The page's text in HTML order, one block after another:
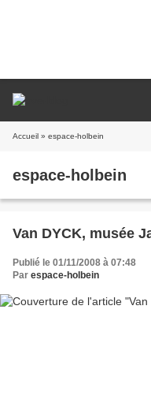
Accueil » espace-holbein
espace-holbein
Van DYCK, musée
Publié le 01/11/2008 à 07:48
Par espace-holbein